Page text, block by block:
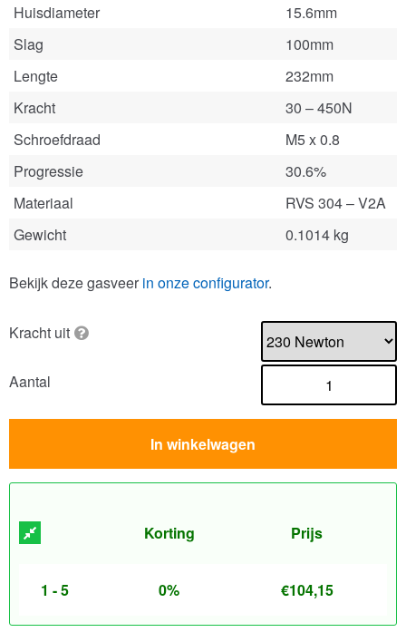
Huisdiameter
15.6mm
Slag
100mm
Lengte
232mm
Kracht
30 – 450N
Schroefdraad
M5 x 0.8
Progressie
30.6%
Materiaal
RVS 304 – V2A
Gewicht
0.1014 kg
Bekijk deze gasveer in onze configurator.
Kracht uit
Aantal
In winkelwagen
Korting Prijs
1 - 5 0% €104,15